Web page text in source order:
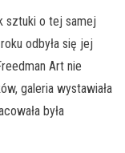
sztuki o tej samej
odbyła się jej
Art nie
galeria wystawiała
była